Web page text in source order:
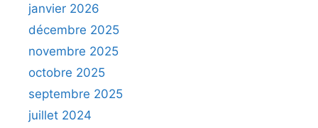
janvier 2026
décembre 2025
novembre 2025
octobre 2025
septembre 2025
juillet 2024